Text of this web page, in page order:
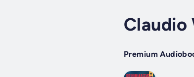
Claudio
Premium